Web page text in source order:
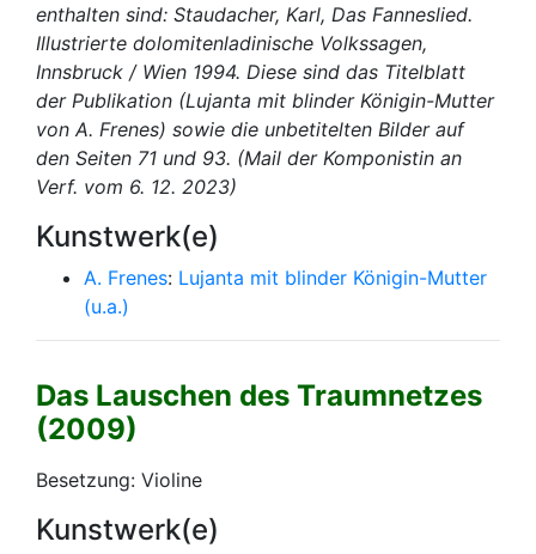
enthalten sind: Staudacher, Karl, Das Fanneslied.
Illustrierte dolomitenladinische Volkssagen,
Innsbruck / Wien 1994. Diese sind das Titelblatt
der Publikation (Lujanta mit blinder Königin-Mutter
von A. Frenes) sowie die unbetitelten Bilder auf
den Seiten 71 und 93. (Mail der Komponistin an
Verf. vom 6. 12. 2023)
Kunstwerk(e)
A. Frenes: Lujanta mit blinder Königin-Mutter
(u.a.)
Das Lauschen des Traumnetzes
(2009)
Besetzung: Violine
Kunstwerk(e)